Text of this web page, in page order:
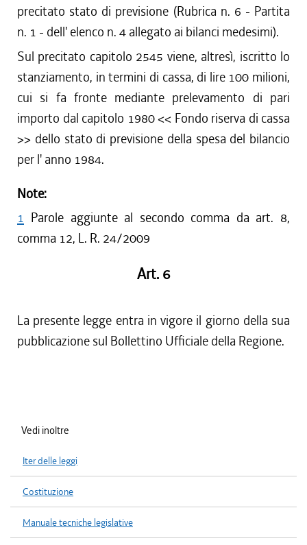
precitato stato di previsione (Rubrica n. 6 - Partita
n. 1 - dell' elenco n. 4 allegato ai bilanci medesimi).
Sul precitato capitolo 2545 viene, altresì, iscritto lo
stanziamento, in termini di cassa, di lire 100 milioni,
cui si fa fronte mediante prelevamento di pari
importo dal capitolo 1980 << Fondo riserva di cassa
>> dello stato di previsione della spesa del bilancio
per l' anno 1984.
Note:
1 Parole aggiunte al secondo comma da art. 8,
comma 12, L. R. 24/2009
Art. 6
La presente legge entra in vigore il giorno della sua
pubblicazione sul Bollettino Ufficiale della Regione.
Vedi inoltre
Iter delle leggi
Costituzione
Manuale tecniche legislative